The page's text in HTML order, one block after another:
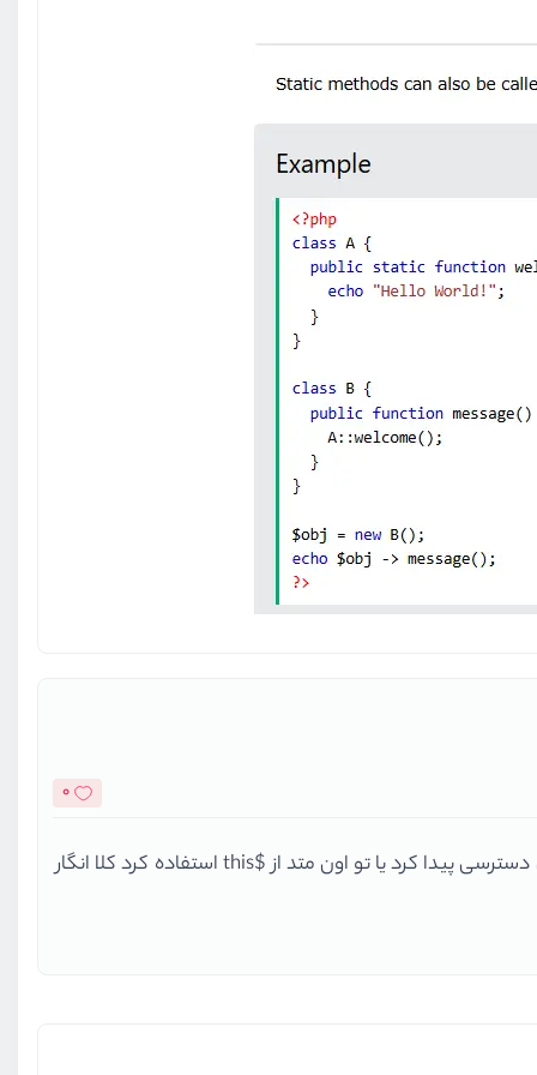
0
شدن که میشه بزرگوار چیزی که من ذکر کردم این هست که وقتی یک متد به شکل static تعریف میشه دیگه نمیشه با $this بهش دسترسی پیدا کرد یا تو اون متد از $this استفاده کرد کلا انگار